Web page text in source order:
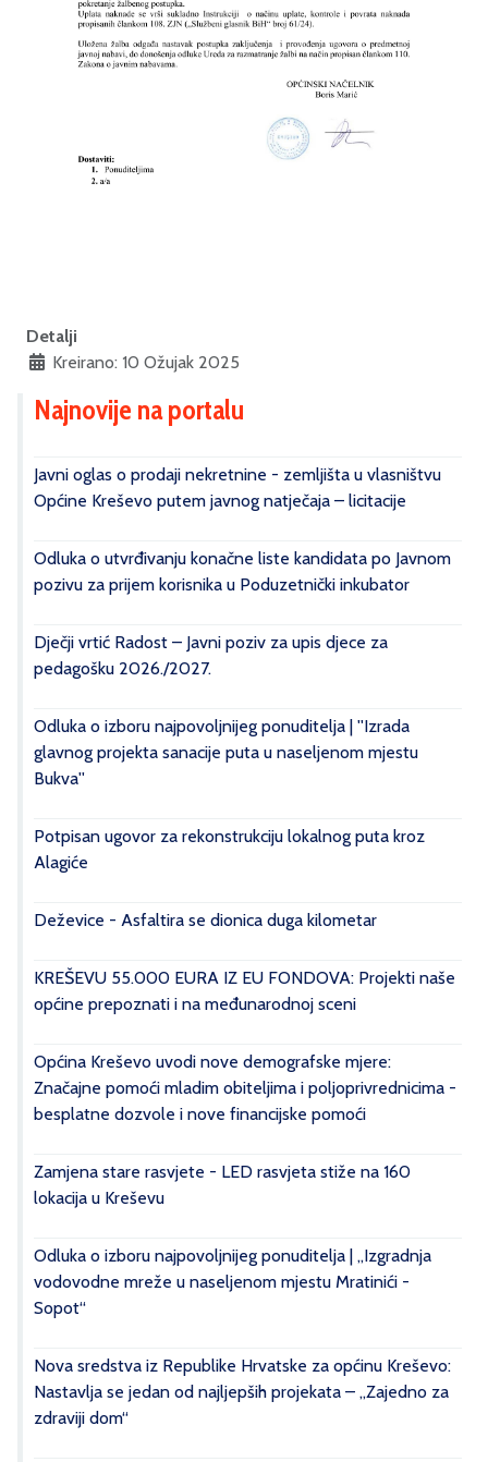
Detalji
Kreirano: 10 Ožujak 2025
Najnovije na portalu
Javni oglas o prodaji nekretnine - zemljišta u vlasništvu
Općine Kreševo putem javnog natječaja – licitacije
Odluka o utvrđivanju konačne liste kandidata po Javnom
pozivu za prijem korisnika u Poduzetnički inkubator
Dječji vrtić Radost – Javni poziv za upis djece za
pedagošku 2026./2027.
Odluka o izboru najpovoljnijeg ponuditelja | ''Izrada
glavnog projekta sanacije puta u naseljenom mjestu
Bukva''
Potpisan ugovor za rekonstrukciju lokalnog puta kroz
Alagiće
Deževice - Asfaltira se dionica duga kilometar
KREŠEVU 55.000 EURA IZ EU FONDOVA: Projekti naše
općine prepoznati i na međunarodnoj sceni
Općina Kreševo uvodi nove demografske mjere:
Značajne pomoći mladim obiteljima i poljoprivrednicima -
besplatne dozvole i nove financijske pomoći
Zamjena stare rasvjete - LED rasvjeta stiže na 160
lokacija u Kreševu
Odluka o izboru najpovoljnijeg ponuditelja | „Izgradnja
vodovodne mreže u naseljenom mjestu Mratinići -
Sopot“
Nova sredstva iz Republike Hrvatske za općinu Kreševo:
Nastavlja se jedan od najljepših projekata – „Zajedno za
zdraviji dom“